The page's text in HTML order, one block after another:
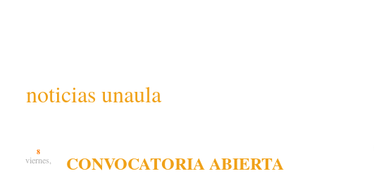
noticias unaula
8
viernes, CONVOCATORIA ABIERTA